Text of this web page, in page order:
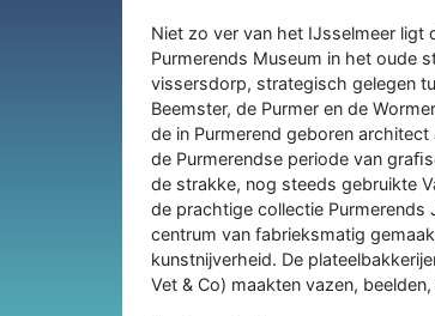
Niet zo ver van het IJsselmeer ligt
Purmerends Museum in het oude
vissersdorp, strategisch gelegen
Beemster, de Purmer en de
de in Purmerend geboren
de Purmerendse periode van
de strakke, nog steeds gebruikte
de prachtige collectie Purmerends
centrum van fabrieksmatig
kunstnijverheid. De
Vet & Co) maakten vazen,